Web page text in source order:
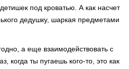
под кроватью. А как насчет
дедушку, шаркая предметами
а еще взаимодействовать с
когда ты пугаешь кого-то, это как